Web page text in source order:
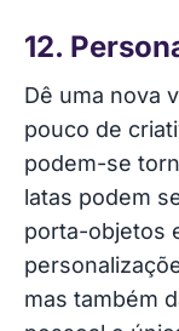
12.
Dê uma nova
pouco de
podem-se
latas podem
porta-objetos
mas também